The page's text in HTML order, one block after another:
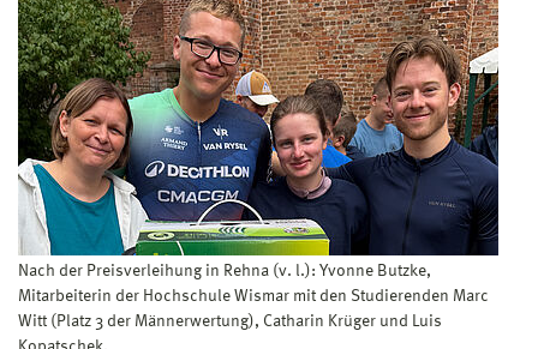
Nach der Preisverleihung in Rehna (v. l.): Yvonne Butzke,
Mitarbeiterin der Hochschule Wismar mit den Studierenden Marc
Witt (Platz 3 der Männerwertung), Catharin Krüger und Luis